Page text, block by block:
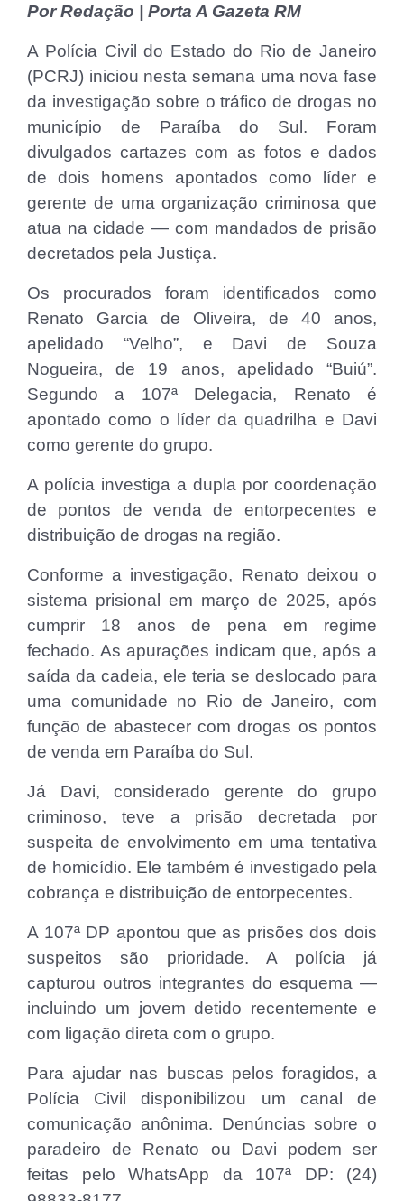
Por Redação | Porta A Gazeta RM
A Polícia Civil do Estado do Rio de Janeiro
(PCRJ) iniciou nesta semana uma nova fase
da investigação sobre o tráfico de drogas no
município de Paraíba do Sul. Foram
divulgados cartazes com as fotos e dados
de dois homens apontados como líder e
gerente de uma organização criminosa que
atua na cidade — com mandados de prisão
decretados pela Justiça.
Os procurados foram identificados como
Renato Garcia de Oliveira, de 40 anos,
apelidado “Velho”, e Davi de Souza
Nogueira, de 19 anos, apelidado “Buiú”.
Segundo a 107ª Delegacia, Renato é
apontado como o líder da quadrilha e Davi
como gerente do grupo.
A polícia investiga a dupla por coordenação
de pontos de venda de entorpecentes e
distribuição de drogas na região.
Conforme a investigação, Renato deixou o
sistema prisional em março de 2025, após
cumprir 18 anos de pena em regime
fechado. As apurações indicam que, após a
saída da cadeia, ele teria se deslocado para
uma comunidade no Rio de Janeiro, com
função de abastecer com drogas os pontos
de venda em Paraíba do Sul.
Já Davi, considerado gerente do grupo
criminoso, teve a prisão decretada por
suspeita de envolvimento em uma tentativa
de homicídio. Ele também é investigado pela
cobrança e distribuição de entorpecentes.
A 107ª DP apontou que as prisões dos dois
suspeitos são prioridade. A polícia já
capturou outros integrantes do esquema —
incluindo um jovem detido recentemente e
com ligação direta com o grupo.
Para ajudar nas buscas pelos foragidos, a
Polícia Civil disponibilizou um canal de
comunicação anônima. Denúncias sobre o
paradeiro de Renato ou Davi podem ser
feitas pelo WhatsApp da 107ª DP: (24)